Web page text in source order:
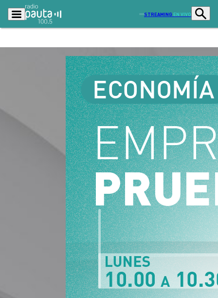
STREAMING EN VIVO
Programas
Actualidad
Economía
Radio en vivo Sostenibilidad
Tendencias Deportes
Entretención y Cultura Opinión
Dato en Pauta Señal 2
Contenido Patrocinado